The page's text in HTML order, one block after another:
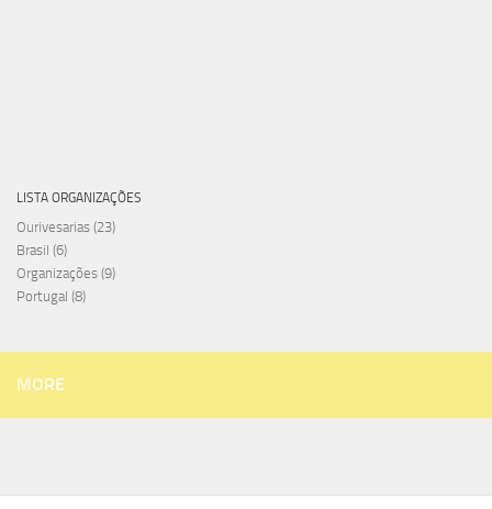
LISTA ORGANIZAÇÕES
Ourivesarias (23)
Brasil (6)
Organizações (9)
Portugal (8)
MORE